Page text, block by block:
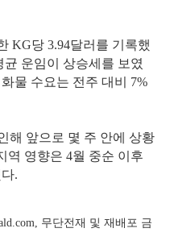
KG당 3.94달러를 기록했
운임이 상승세를 보였
물 수요는 전주 대비 7%
해 앞으로 몇 주 안에 상황
역 영향은 4월 중순 이후
.
무단전재 및 재배포 금